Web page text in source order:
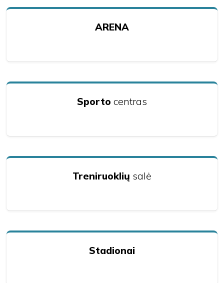
ARENA
Sporto centras
Treniruoklių salė
Stadionai